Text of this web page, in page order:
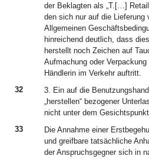
der Beklagten als „T.[…]
den sich nur auf die Lieferung
Allgemeinen
hinreichend deutlich, dass
herstellt noch Zeichen auf
Aufmachung oder
Händlerin im Verkehr auftritt.
32
3. Ein auf die
„herstellen“ bezogener
nicht unter dem
33
Die Annahme einer
und greifbare tatsächliche
der Anspruchsgegner sich in